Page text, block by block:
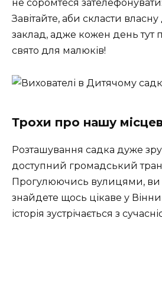
не соромтеся
Завітайте, аби скласти
заклад, адже кожен день тут
свято для малюків!
Трохи про нашу
Розташування садка дуже
доступний громадський
Прогулюючись вулицями, ви
знайдете щось цікаве у
історія зустрічається з